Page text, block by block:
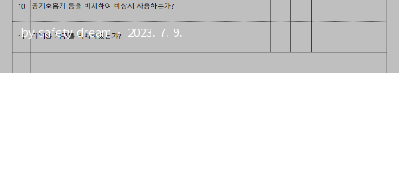
by safety dream 2023. 7. 9.